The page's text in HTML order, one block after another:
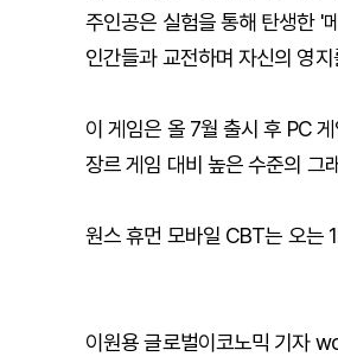
주인공은 실험을 통해 탄생한 '
인간들과 교전하며 자신의 영
이 게임은 올 7월 출시 후 PC
장르 게임 대비 높은 수준의 그
원스 휴먼 모바일 CBT는 오는
이원용 글로벌이코노믹 기자